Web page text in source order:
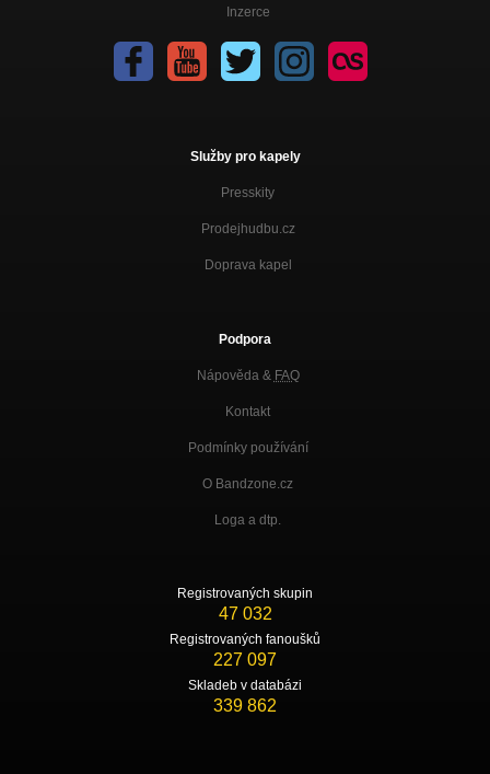
Inzerce
Služby pro kapely
Presskity
Prodejhudbu.cz
Doprava kapel
Podpora
Nápověda & FAQ
Kontakt
Podmínky používání
O Bandzone.cz
Loga a dtp.
Registrovaných skupin
47 032
Registrovaných fanoušků
227 097
Skladeb v databázi
339 862